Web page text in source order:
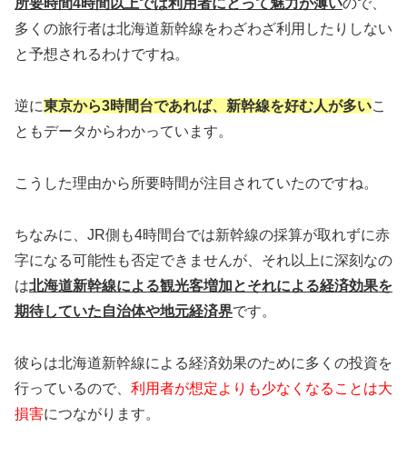
所要時間4時間以上では利用者にとって魅力が薄いので、
多くの旅行者は北海道新幹線をわざわざ利用したりしない
と予想されるわけですね。
逆に東京から3時間台であれば、新幹線を好む人が多いこ
ともデータからわかっています。
こうした理由から所要時間が注目されていたのですね。
ちなみに、JR側も4時間台では新幹線の採算が取れずに赤
字になる可能性も否定できませんが、それ以上に深刻なの
は北海道新幹線による観光客増加とそれによる経済効果を
期待していた自治体や地元経済界です。
彼らは北海道新幹線による経済効果のために多くの投資を
行っているので、 利用者が想定よりも少なくなることは大
損害につながります。